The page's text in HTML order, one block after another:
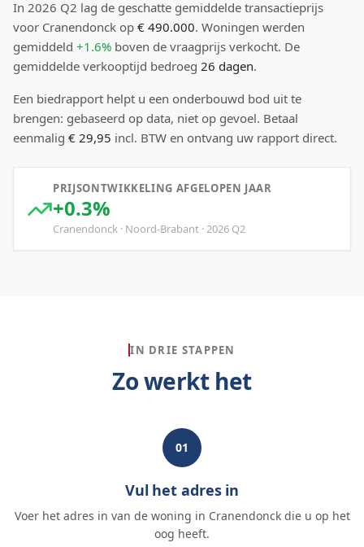
In 2026 Q2 lag de geschatte gemiddelde transactieprijs
voor Cranendonck op € 490.000. Woningen werden
gemiddeld +1.6% boven de vraagprijs verkocht. De
gemiddelde verkooptijd bedroeg 26 dagen.
Een biedrapport helpt u een onderbouwd bod uit te
brengen: gebaseerd op data, niet op gevoel. Betaal
eenmalig € 29,95 incl. BTW en ontvang uw rapport direct.
PRIJSONTWIKKELING AFGELOPEN JAAR
+0.3%
Cranendonck · Noord-Brabant ·2026 Q2
IN DRIE STAPPEN
Zo werkt het
01
Vul het adres in
Voer het adres in van de woning in Cranendonck die u op het
oog heeft.